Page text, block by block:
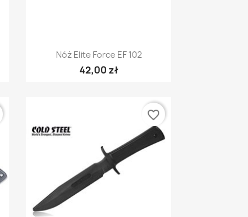
Szybki podgląd
Nóż Elite Force EF 102
42,00 zł
favorite_border